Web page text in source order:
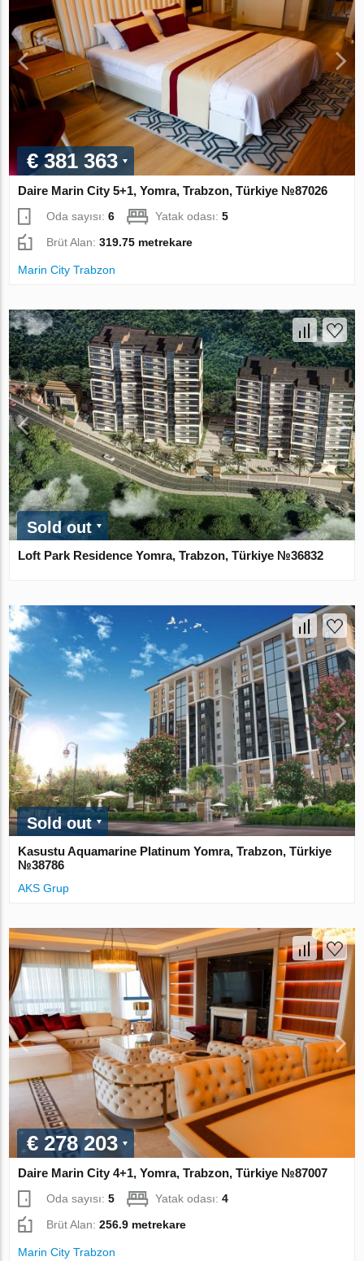
€ 381 363
Daire Marin City 5+1, Yomra, Trabzon, Türkiye №87026
Oda sayısı:6 Yatak odası:5
Brüt Alan:319.75 metrekare
Marin City Trabzon
Sold out
Loft Park Residence Yomra, Trabzon, Türkiye №36832
Sold out
Kasustu Aquamarine Platinum Yomra, Trabzon, Türkiye
№38786
AKS Grup
€ 278 203
Daire Marin City 4+1, Yomra, Trabzon, Türkiye №87007
Oda sayısı:5 Yatak odası:4
Brüt Alan:256.9 metrekare
Marin City Trabzon